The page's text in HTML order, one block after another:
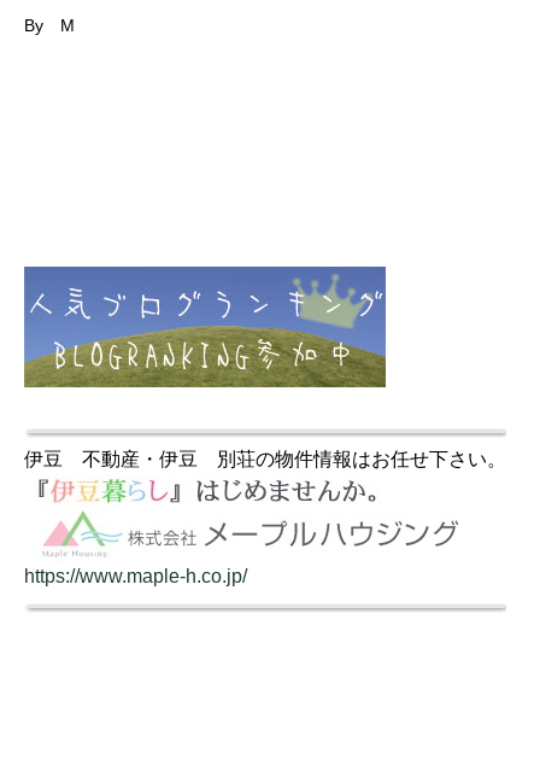
By M
伊豆 不動産・伊豆 別荘の物件情報はお任せ下さい。
https://www.maple-h.co.jp/